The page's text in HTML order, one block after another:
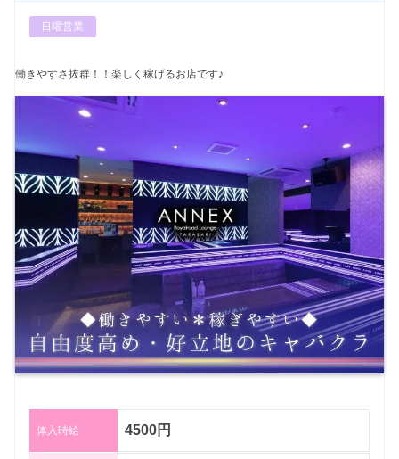
日曜営業
働きやすさ抜群！！楽しく稼げるお店です♪
体入時給 4500円